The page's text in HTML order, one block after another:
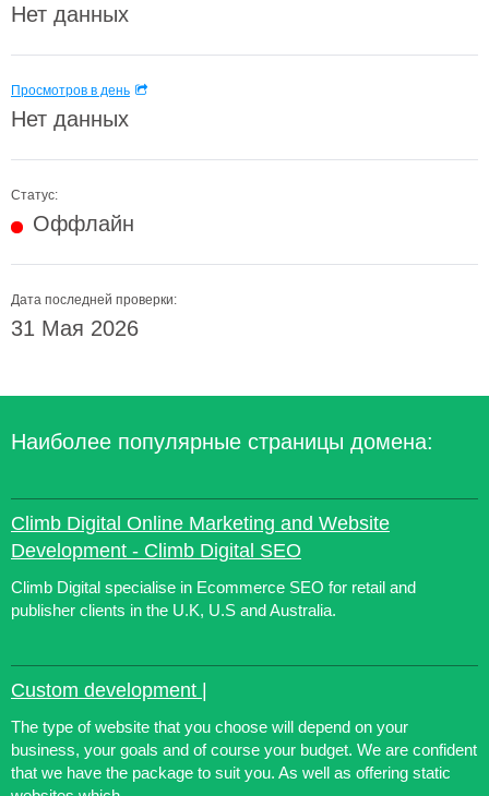
Нет данных
Просмотров в день
Нет данных
Статус:
Оффлайн
Дата последней проверки:
31 Мая 2026
Наиболее популярные страницы домена:
Climb Digital Online Marketing and Website
Development - Climb Digital SEO
Climb Digital specialise in Ecommerce SEO for retail and
publisher clients in the U.K, U.S and Australia.
Custom development |
The type of website that you choose will depend on your
business, your goals and of course your budget. We are confident
that we have the package to suit you. As well as offering static